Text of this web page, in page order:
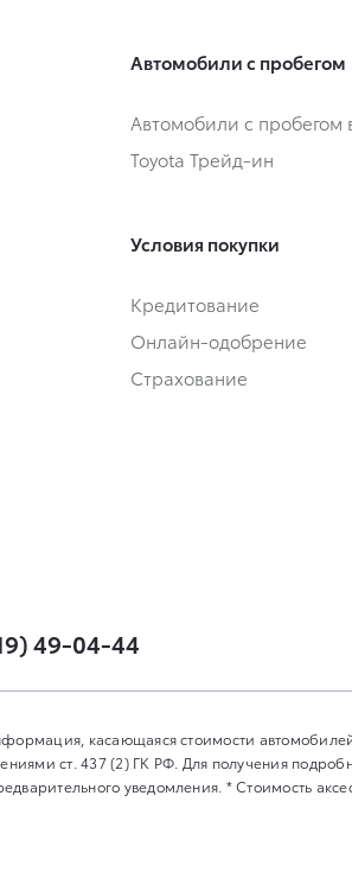
Автомобили с пробегом
Автомобили с пробегом
Toyota Трейд-ин
Условия покупки
Кредитование
Онлайн-одобрение
Страхование
49-04-44
касающаяся стоимости
ст. 437 (2) ГК РФ. Для получения
уведомления. * Стоимость